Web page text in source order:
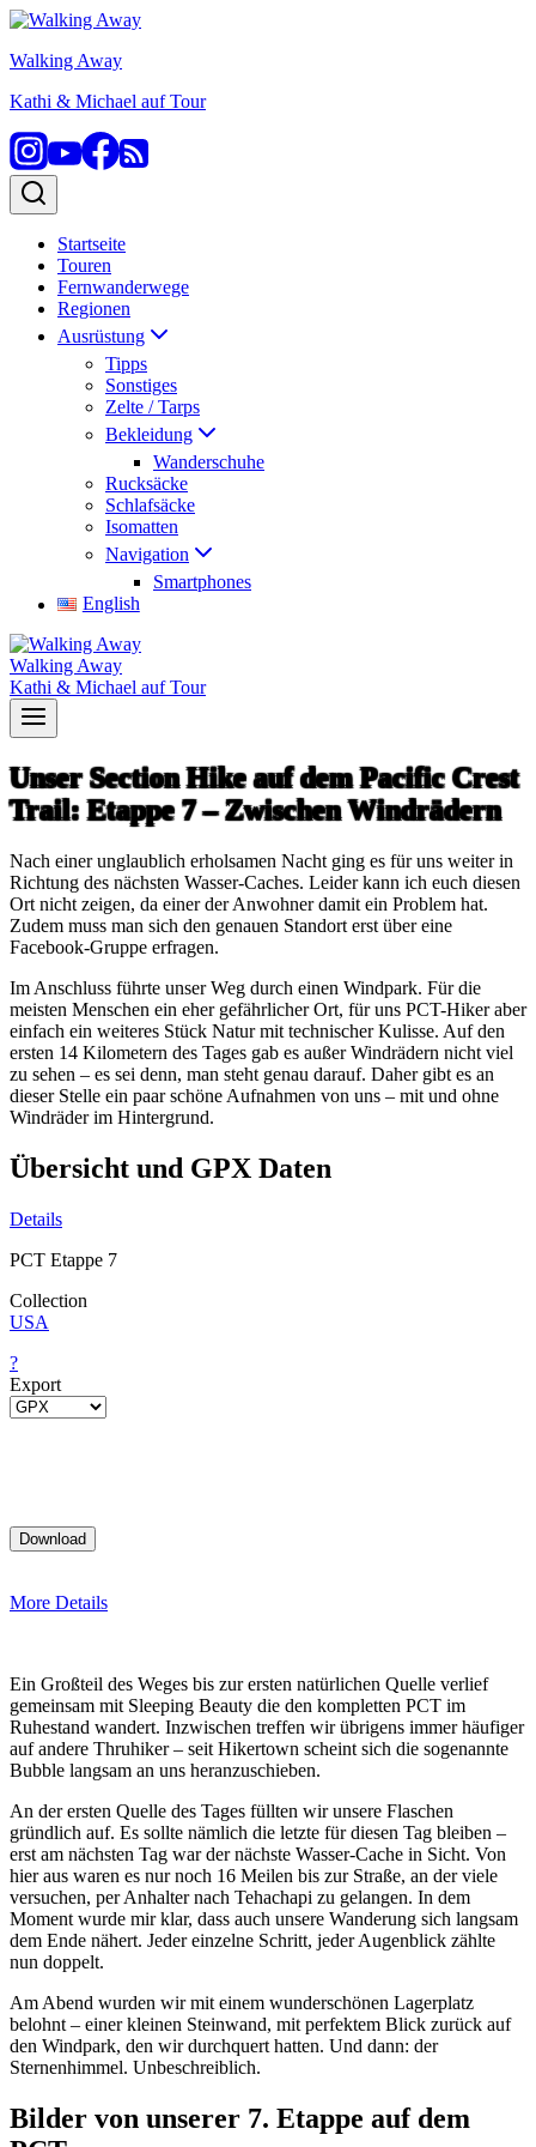
Zum
springen
Walking Away
Kathi & Michael auf Tour
Startseite
Touren
Fernwanderwege
Regionen
Ausrüstung
Tipps
Sonstiges
Zelte / Tarps
Bekleidung
Wanderschuhe
Rucksäcke
Schlafsäcke
Isomatten
Navigation
Smartphones
English
Walking Away
Kathi & Michael auf Tour
Unser Section Hike auf dem Pacific Crest
Trail: Etappe 7 – Zwischen Windrädern
Nach einer unglaublich erholsamen Nacht ging es für uns weiter in
Richtung des nächsten Wasser-Caches. Leider kann ich euch diesen
Ort nicht zeigen, da einer der Anwohner damit ein Problem hat.
Zudem muss man sich den genauen Standort erst über eine
Facebook-Gruppe erfragen.
Im Anschluss führte unser Weg durch einen Windpark. Für die
meisten Menschen ein eher gefährlicher Ort, für uns PCT-Hiker aber
einfach ein weiteres Stück Natur mit technischer Kulisse. Auf den
ersten 14 Kilometern des Tages gab es außer Windrädern nicht viel
zu sehen – es sei denn, man steht genau darauf. Daher gibt es an
dieser Stelle ein paar schöne Aufnahmen von uns – mit und ohne
Windräder im Hintergrund.
Übersicht und GPX Daten
Details
PCT Etappe 7
Collection
USA
?
Export
More Details
Ein Großteil des Weges bis zur ersten natürlichen Quelle verlief
gemeinsam mit Sleeping Beauty die den kompletten PCT im
Ruhestand wandert. Inzwischen treffen wir übrigens immer häufiger
auf andere Thruhiker – seit Hikertown scheint sich die sogenannte
Bubble langsam an uns heranzuschieben.
An der ersten Quelle des Tages füllten wir unsere Flaschen
gründlich auf. Es sollte nämlich die letzte für diesen Tag bleiben –
erst am nächsten Tag war der nächste Wasser-Cache in Sicht. Von
hier aus waren es nur noch 16 Meilen bis zur Straße, an der viele
versuchen, per Anhalter nach Tehachapi zu gelangen. In dem
Moment wurde mir klar, dass auch unsere Wanderung sich langsam
dem Ende nähert. Jeder einzelne Schritt, jeder Augenblick zählte
nun doppelt.
Am Abend wurden wir mit einem wunderschönen Lagerplatz
belohnt – einer kleinen Steinwand, mit perfektem Blick zurück auf
den Windpark, den wir durchquert hatten. Und dann: der
Sternenhimmel. Unbeschreiblich.
Bilder von unserer 7. Etappe auf dem